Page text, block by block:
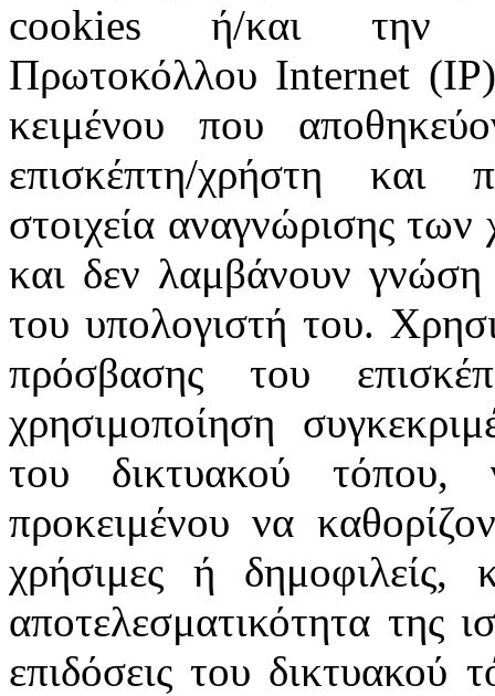
cookies ή/και την
Πρωτοκόλλου Internet
κειμένου που
επισκέπτη/χρήστη και
στοιχεία αναγνώρισης
και δεν λαμβάνουν γνώση
του υπολογιστή του.
πρόσβασης του
χρησιμοποίηση
του δικτυακού τόπου,
προκειμένου να
χρήσιμες ή
αποτελεσματικότητα της
επιδόσεις του δικτυακού